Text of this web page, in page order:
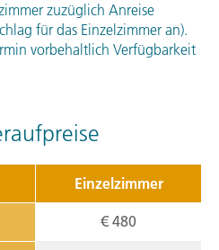
zuzüglich Anreise
für das Einzelzimmer an).
vorbehaltlich Verfügbarkeit
Einzelzimmer
€ 480